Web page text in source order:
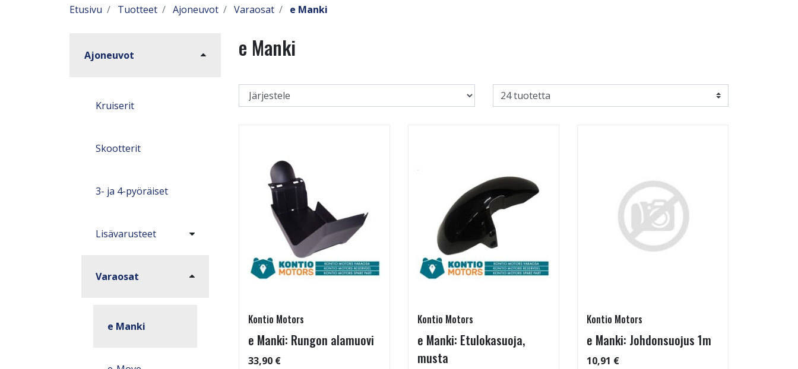
Etusivu Tuotteet Ajoneuvot Varaosat e Manki
Ajoneuvot
Kruiserit
Skootterit
3- ja 4-pyöräiset
Lisävarusteet
Varaosat
e Manki
e Manki
Kontio Motors
e Manki: Rungon alamuovi
33,90 €
Kontio Motors
e Manki: Etulokasuoja,
musta
Kontio Motors
e Manki: Johdonsuojus 1m
10,91 €